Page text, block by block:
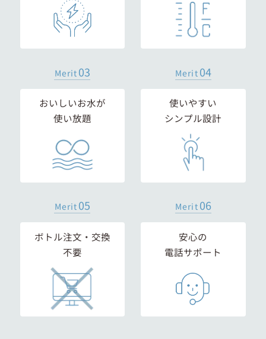
Merit 03
おいしいお水が
使い放題
Merit 04
使いやすい
シンプル設計
Merit 05
ボトル注文・交換
不要
Merit 06
安心の
電話サポート